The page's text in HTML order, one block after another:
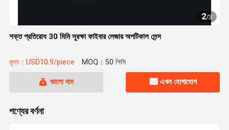
2/3
শক্ত প্রতিরোধ 30 মিমি সুরক্ষা ফাইবার লেজার অপটিকাল লেন্স
মূল্য：USD10.9/piece MOQ：50 পিসি
ভালো দাম এখন যোগাযোগ
পণ্যের বর্ণনা